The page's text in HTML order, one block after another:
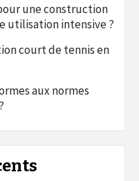
une construction
utilisation intensive ?
court de tennis en
aux normes